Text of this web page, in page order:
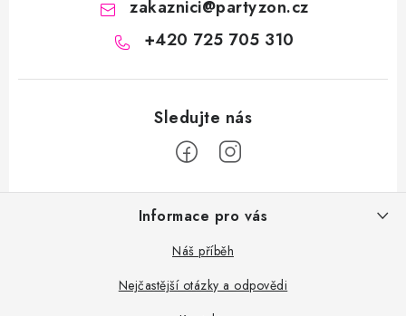
zakaznici@partyzon.cz
+420 725 705 310
Z
Informace pro vás
Náš příběh
Nejčastější otázky a odpovědi